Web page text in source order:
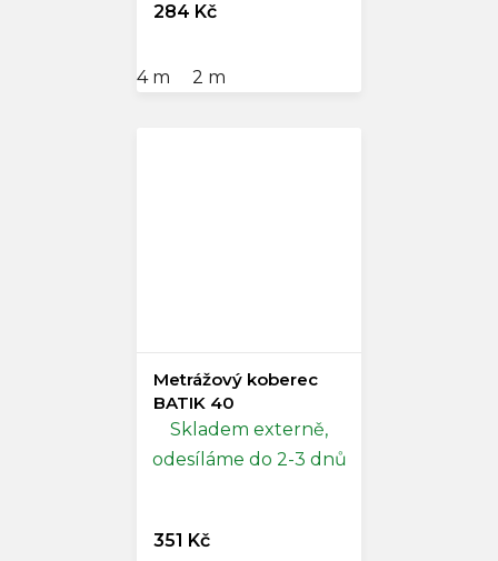
284 Kč
4 m 2 m
Metrážový koberec
BATIK 40
Skladem externě,
odesíláme do 2-3 dnů
351 Kč